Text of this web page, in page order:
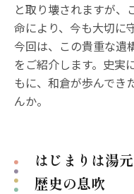
と取り壊されますが、
命により、今も大切に
今回は、この貴重な遺
をご紹介します。史実
もに、和倉が歩んでき
んか。
はじまりは湯
歴史の息吹